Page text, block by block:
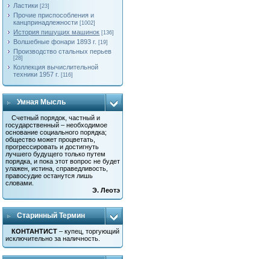
Ластики [23]
Прочие приспособления и
канцпринадлежности [1002]
История пишущих машинок [136]
Волшебные фонари 1893 г. [19]
Производство стальных перьев
[28]
Коллекция вычислительной
техники 1957 г. [116]
Умная Мысль
Счетный порядок, частный и
государственный – необходимое
основание социального порядка;
общество может процветать,
прогрессировать и достигнуть
лучшего будущего только путем
порядка, и пока этот вопрос не будет
улажен, истина, справедливость,
правосудие останутся лишь
словами.
Э. Леотэ
Старинный Термин
КОНТАНТИСТ – купец, торгующий
исключительно за наличность.